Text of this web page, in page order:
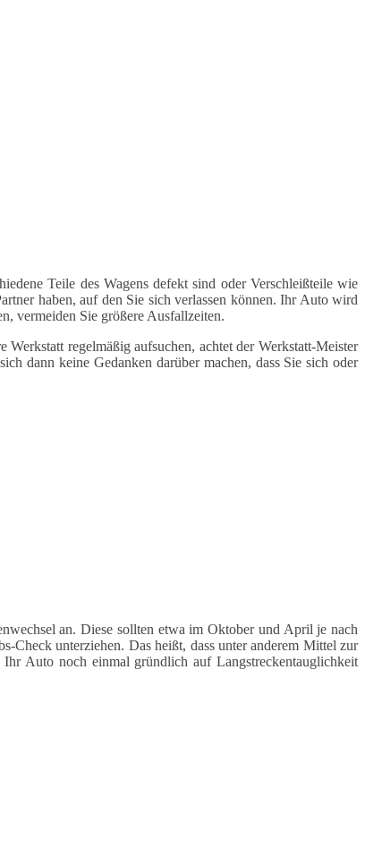
Teile des Wagens defekt sind oder Verschleißteile wie
haben, auf den Sie sich verlassen können. Ihr Auto wird
vermeiden Sie größere Ausfallzeiten.
regelmäßig aufsuchen, achtet der Werkstatt-Meister
dann keine Gedanken darüber machen, dass Sie sich oder
an. Diese sollten etwa im Oktober und April je nach
Check unterziehen. Das heißt, dass unter anderem Mittel zur
Auto noch einmal gründlich auf Langstreckentauglichkeit